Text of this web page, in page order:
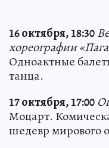
16 октября, 18:30
хореографии
Одноактные
танца.
17 октября, 17:00
Моцарт.
шедевр мирового